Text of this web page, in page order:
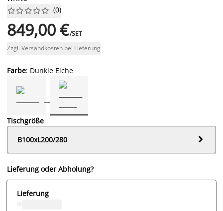





 (0)
849,00 €/SET
Zzgl. Versandkosten bei Lieferung
Farbe: Dunkle Eiche
Tischgröße
B100xL200/280

Lieferung oder Abholung?
Lieferung